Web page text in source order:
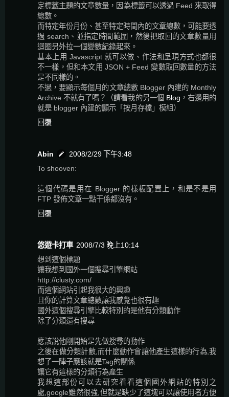
定標籤主題的文章數量，因為標籤可以透過 Feed 來取得
總數。
而特定年份月份、甚至特定時間內的文章總數，可能要透
過 search、並指定時間範圍，然後把取回的文章數量用
迴圈另外拉一個變數紀錄起來。
基本上用 Javascript 就可以做、作法和呈現方式也都很
不一樣，但和本文用 JSON + Feed 變數取回數量的方法
是不同樣的。
不過，要顯示每個月的文章總數 Blogger 內建的 Monthly
Archive 不就有了嗎？（請看我的另一個 Blog ，右邊用的
就是 blogger 內建的顯示「按月存檔」模組）
回覆
Abin
2008/2/29 下午3:48
To shooven:
這個代碼是用在 Blogger 的樣板配置上，和是不是用
FTP 發佈文章一點干係都沒有。
回覆
悠遊卡打車 2008/7/3 晚上10:14
想到這個標題
讓我想到國外一個搜尋引擎網站
http://clusty.com/
而這個網站引起我很大的興趣
且你的計算文章總數讓我感覺也很有趣
國外這個搜尋引擎比較特別的是他有分類動作
除了分類還有搜尋
應該說他剛開始是先做搜尋的動作
之後在做分類計數,而什麼動作會讓他產生這樣的行為,我
想了一陣子應該就是Tag的關係
讓它有這樣的分類行為產生
我想這部份可以去研究看看這個國外網站的特別之
處,google雖然很強,但就是缺少了這塊可以讓使用者方便